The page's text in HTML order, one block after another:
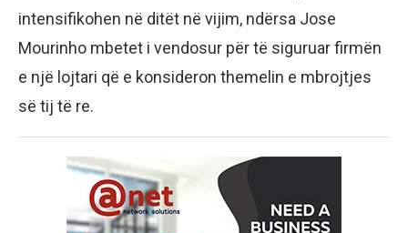
intensifikohen në ditët në vijim, ndërsa Jose
Mourinho mbetet i vendosur për të siguruar firmën
e një lojtari që e konsideron themelin e mbrojtjes
së tij të re.